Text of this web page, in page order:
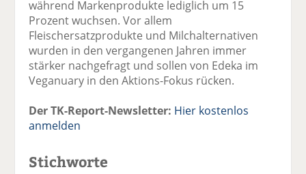
während Markenprodukte lediglich um 15
Prozent wuchsen. Vor allem
Fleischersatzprodukte und Milchalternativen
wurden in den vergangenen Jahren immer
stärker nachgefragt und sollen von Edeka im
Veganuary in den Aktions-Fokus rücken.
Der TK-Report-Newsletter: Hier kostenlos
anmelden
Stichworte